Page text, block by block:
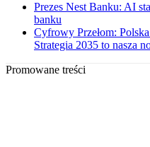
Prezes Nest Banku: AI
banku
Cyfrowy Przełom:
Strategia 2035 to nasza
Promowane treści